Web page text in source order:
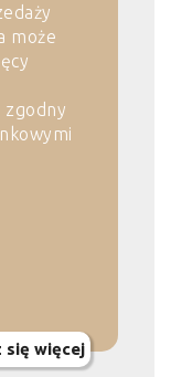
może
się więcej